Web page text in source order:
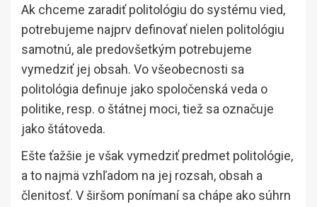
Ak chceme zaradiť politológiu do systému vied,
potrebujeme najprv definovať nielen politológiu
samotnú, ale predovšetkým potrebujeme
vymedziť jej obsah. Vo všeobecnosti sa
politológia definuje jako spoločenská veda o
politike, resp. o štátnej moci, tiež sa označuje
jako štátoveda.
Ešte ťažšie je však vymedziť predmet politológie,
a to najmä vzhľadom na jej rozsah, obsah a
členitosť. V širšom ponímaní sa chápe ako súhrn